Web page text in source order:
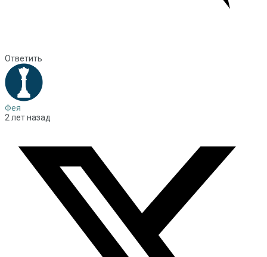
Ответить
Фея
2 лет назад